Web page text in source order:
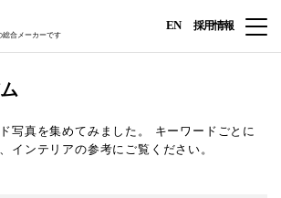
総合メーカーです
EN 採用情報
写真を集めてみました。
キーワードごとに
インテリアの参考にご覧ください。